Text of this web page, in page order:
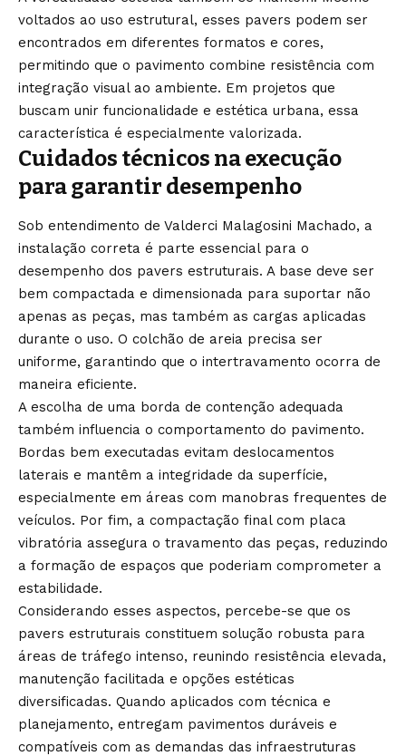
voltados ao uso estrutural, esses pavers podem ser
encontrados em diferentes formatos e cores,
permitindo que o pavimento combine resistência com
integração visual ao ambiente. Em projetos que
buscam unir funcionalidade e estética urbana, essa
característica é especialmente valorizada.
Cuidados técnicos na execução
para garantir desempenho
Sob entendimento de Valderci Malagosini Machado, a
instalação correta é parte essencial para o
desempenho dos pavers estruturais. A base deve ser
bem compactada e dimensionada para suportar não
apenas as peças, mas também as cargas aplicadas
durante o uso. O colchão de areia precisa ser
uniforme, garantindo que o intertravamento ocorra de
maneira eficiente.
A escolha de uma borda de contenção adequada
também influencia o comportamento do pavimento.
Bordas bem executadas evitam deslocamentos
laterais e mantêm a integridade da superfície,
especialmente em áreas com manobras frequentes de
veículos. Por fim, a compactação final com placa
vibratória assegura o travamento das peças, reduzindo
a formação de espaços que poderiam comprometer a
estabilidade.
Considerando esses aspectos, percebe-se que os
pavers estruturais constituem solução robusta para
áreas de tráfego intenso, reunindo resistência elevada,
manutenção facilitada e opções estéticas
diversificadas. Quando aplicados com técnica e
planejamento, entregam pavimentos duráveis e
compatíveis com as demandas das infraestruturas